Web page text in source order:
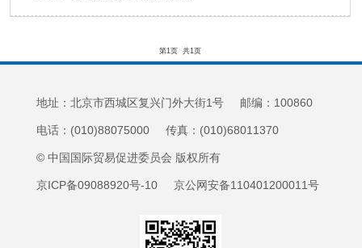
第1页 共1页
地址：北京市西城区复兴门外大街1号 邮编：100860
电话：(010)88075000 传真：(010)68011370
© 中国国际贸易促进委员会 版权所有
京ICP备09088920号-10 京公网安备110401200011号